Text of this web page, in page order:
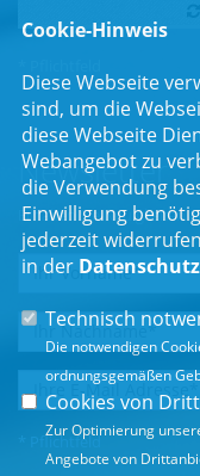
Newsletter
Erhalten Sie Neuigkeiten
* Pflichtfeld
Cookie-Hinweis
Diese Webseite
sind, um die
diese Webseite
Webangebot zu
die Verwendung
Einwilligung
jederzeit
in der
Technisch
Die notwendigen
ordnungsgemäßen
Cookies von
Zur Optimierung
Angebote von